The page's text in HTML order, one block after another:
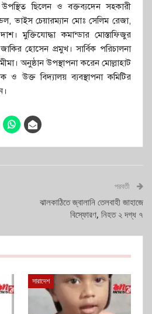
ছিলেন ও বক্তব্যদেন সহকারী
ভাইস চেয়ারম্যান মোঃ সেলিম রেজা,
মুক্তিযোদ্ধা কমান্ডার মোস্তাফিজুর
হোসেন প্রমুখ। সার্বিক পরিচালনা
অনুষ্ঠান উপস্থাপনা করেন মোল্লাহাট
ও উক্ত বিদ্যালয় ব্যবস্থাপনা কমিটির
পরবর্তী
ঝালকাঠিতে জ্বালানি তেলবাহী জাহাজে
বিস্ফোরণ, নিহত ২ দগ্ধ ৭
সারাদেশ